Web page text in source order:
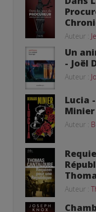
Auteur :
Un
- Joël
Auteur :
Lucia
Minier
Auteur :
Auteur :